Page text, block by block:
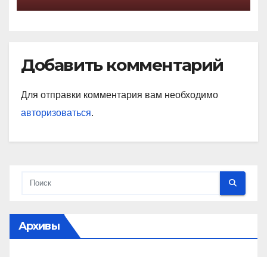
Добавить комментарий
Для отправки комментария вам необходимо
авторизоваться.
Архивы